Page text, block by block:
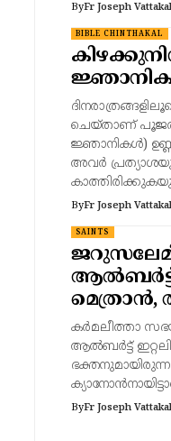
ByFr Joseph
BIBLE CHINTHAKAL
ചെയ്താണ്
ജ്ഞാനികൾ)
അവർ
ByFr Joseph
SAINTS
ആൽബർട്ട്
മെത്രാൻ,
കർമലീത്താ
ആൽബർട്ട്
ByFr Joseph